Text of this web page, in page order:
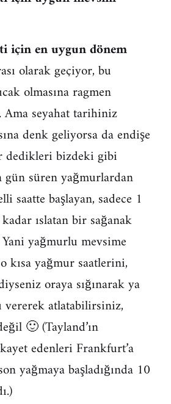
için en uygun dönem
olarak geçiyor, bu
olmasına ragmen
Ama seyahat tarihiniz
denk geliyorsa da endişe
dedikleri bizdeki gibi
gün süren yağmurlardan
saatte başlayan, sadece 1
ıslatan bir sağanak
yağmurlu mevsime
kısa yağmur saatlerini,
oraya sığınarak ya
vererek atlatabilirsiniz,
🙂 (Tayland’ın
edenleri Frankfurt’a
yağmaya başladığında 10